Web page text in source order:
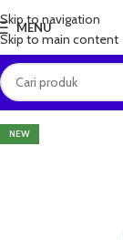
Skip to navigation
Skip to main content
MENU
NEW